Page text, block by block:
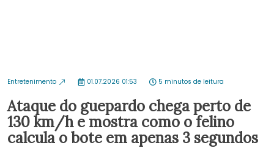
Entretenimento 01.07.2026 01:53 5 minutos de leitura
Ataque do guepardo chega perto de
130 km/h e mostra como o felino
calcula o bote em apenas 3 segundos